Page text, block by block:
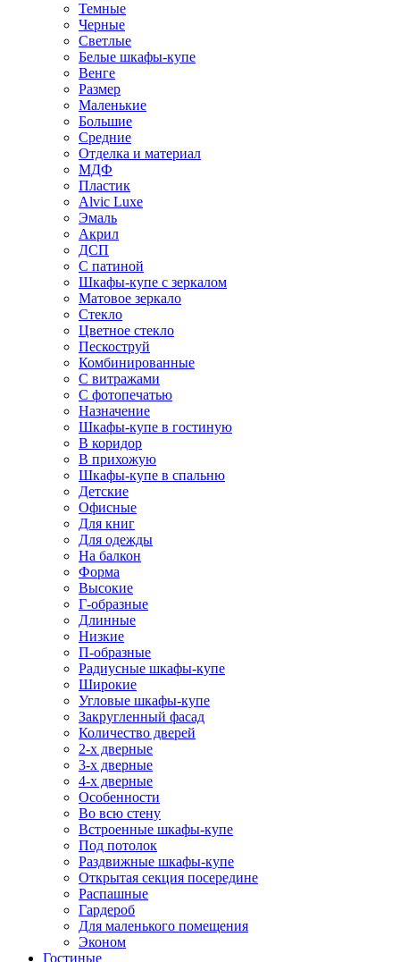
Темные
Черные
Светлые
Белые шкафы-купе
Венге
Размер
Маленькие
Большие
Средние
Отделка и материал
МДФ
Пластик
Alvic Luxe
Эмаль
Акрил
ДСП
С патиной
Шкафы-купе с зеркалом
Матовое зеркало
Стекло
Цветное стекло
Пескоструй
Комбинированные
С витражами
С фотопечатью
Назначение
Шкафы-купе в гостиную
В коридор
В прихожую
Шкафы-купе в спальню
Детские
Офисные
Для книг
Для одежды
На балкон
Форма
Высокие
Г-образные
Длинные
Низкие
П-образные
Радиусные шкафы-купе
Широкие
Угловые шкафы-купе
Закругленный фасад
Количество дверей
2-х дверные
3-х дверные
4-х дверные
Особенности
Во всю стену
Встроенные шкафы-купе
Под потолок
Раздвижные шкафы-купе
Открытая секция посередине
Распашные
Гардероб
Для маленького помещения
Эконом
Гостиные